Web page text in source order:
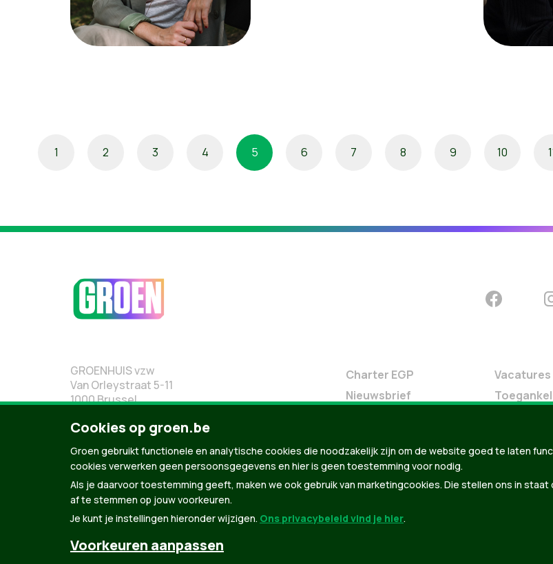
1 2 3 4 5 6 7 8 9 10
GROENHUIS vzw
Van Orleystraat 5-11
1000 Brussel
02 219 19 19
Charter EGP
Nieuwsbrief
Groen in je buurt
Meldpunt
Vacatures
© Copyright Groen 2026 | Gemaakt met
Cookies op groen.be
Groen gebruikt functionele en analytische cookies die noodzakelijk zijn om de website goed te laten
cookies verwerken geen persoonsgegevens en hier is geen toestemming voor nodig.
Als je daarvoor toestemming geeft, maken we ook gebruik van marketingcookies. Die stellen ons in
af te stemmen op jouw voorkeuren.
Je kunt je instellingen hieronder wijzigen. Ons privacybeleid vind je hier.
Voorkeuren aanpassen